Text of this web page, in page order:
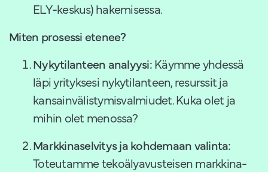
ELY-keskus) hakemisessa.
Miten prosessi etenee?
Nykytilanteen analyysi:Käymme yhdessä
läpi yrityksesi nykytilanteen, resurssit ja
kansainvälistymisvalmiudet. Kuka olet ja
mihin olet menossa?
Markkinaselvitys ja kohdemaan valinta:
Toteutamme tekoälyavusteisen markkina-